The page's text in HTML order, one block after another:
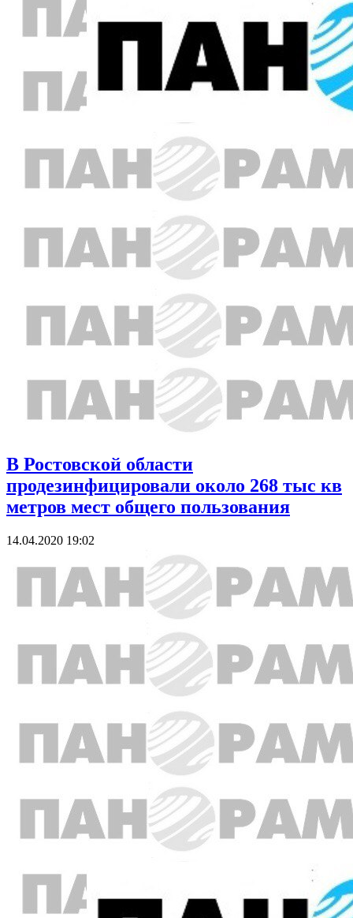
В Ростовской области
продезинфицировали около 268 тыс кв
метров мест общего пользования
14.04.2020 19:02